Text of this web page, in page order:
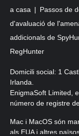
a casa Passos de
d'avaluació de
addicionals de
RegHunter
Domicili social: 1
Irlanda.
EnigmaSoft Limited,
número de registre
Mac i MacOS són
als EUA i altres